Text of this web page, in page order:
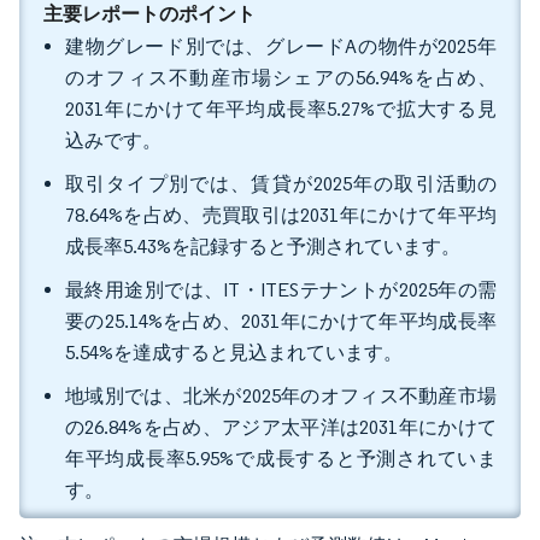
主要レポートのポイント
建物グレード別では、グレードAの物件が2025年
のオフィス不動産市場シェアの56.94%を占め、
2031年にかけて年平均成長率5.27%で拡大する見
込みです。
取引タイプ別では、賃貸が2025年の取引活動の
78.64%を占め、売買取引は2031年にかけて年平均
成長率5.43%を記録すると予測されています。
最終用途別では、IT・ITESテナントが2025年の需
要の25.14%を占め、2031年にかけて年平均成長率
5.54%を達成すると見込まれています。
地域別では、北米が2025年のオフィス不動産市場
の26.84%を占め、アジア太平洋は2031年にかけて
年平均成長率5.95%で成長すると予測されていま
す。